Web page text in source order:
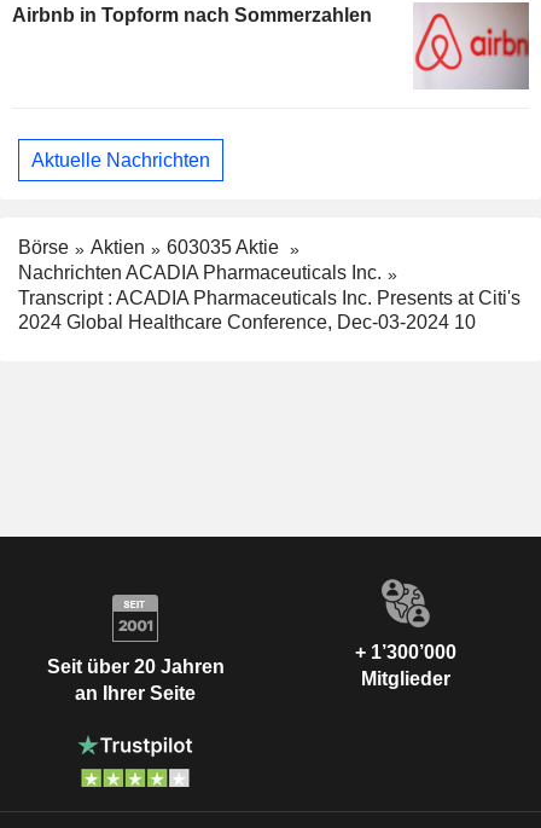
Airbnb in Topform nach Sommerzahlen
Aktuelle Nachrichten
Börse Aktien
603035 Aktie
Nachrichten ACADIA Pharmaceuticals Inc.
Transcript : ACADIA Pharmaceuticals Inc. Presents at Citi's
2024 Global Healthcare Conference, Dec-03-2024 10
Seit über 20 Jahren
an Ihrer Seite
+ 1’300’000
Mitglieder